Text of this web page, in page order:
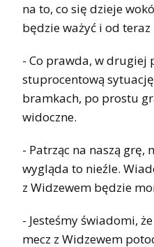
na to, co się dzieje
będzie ważyć i od
- Co prawda, w drugiej
stuprocentową
bramkach, po prostu
widoczne.
- Patrząc na naszą
wygląda to nieźle.
z Widzewem będzie
- Jesteśmy świadomi,
mecz z Widzewem